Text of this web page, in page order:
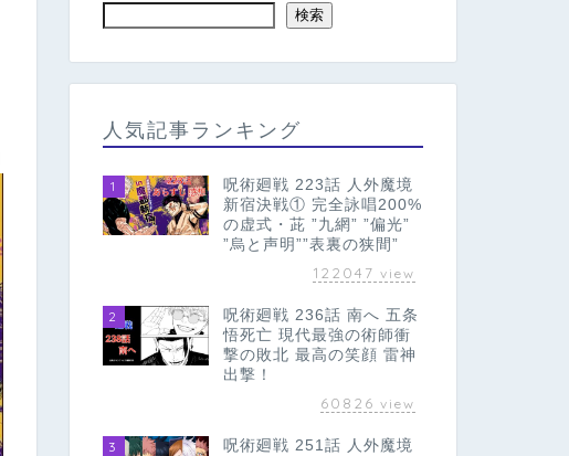
検索
人気記事ランキング
1
呪術廻戦 223話 人外魔境
新宿決戦① 完全詠唱200%
の虚式・茈 ”九網” ”偏光”
”烏と声明””表裏の狭間”
122047 view
2
呪術廻戦 236話 南へ 五条
悟死亡 現代最強の術師衝
撃の敗北 最高の笑顔 雷神
出撃！
60826 view
3
呪術廻戦 251話 人外魔境